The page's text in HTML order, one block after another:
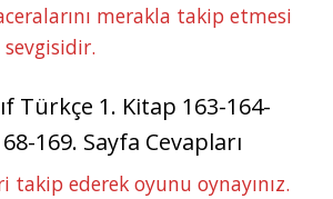
merakla takip etmesi
Türkçe 1. Kitap 163-164-
169. Sayfa Cevapları
takip ederek oyunu oynayınız.